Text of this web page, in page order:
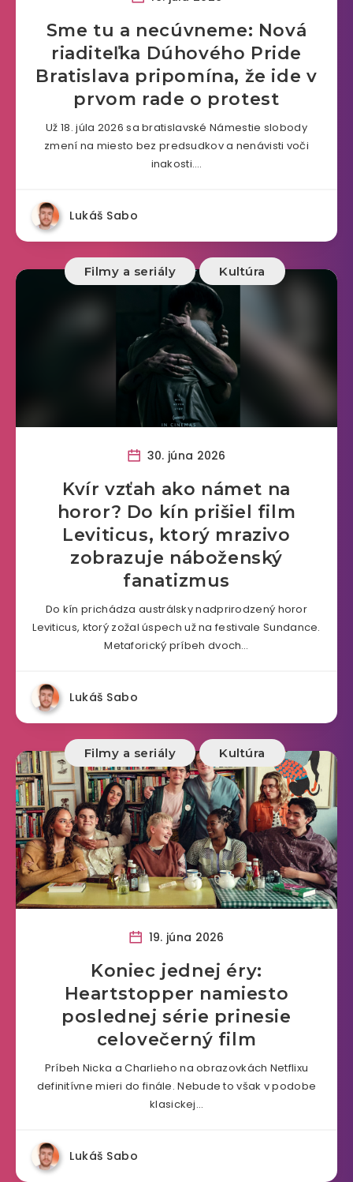
Sme tu a necúvneme: Nová
riaditeľka Dúhového Pride
Bratislava pripomína, že ide v
prvom rade o protest
Už 18. júla 2026 sa bratislavské Námestie slobody
zmení na miesto bez predsudkov a nenávisti voči
inakosti….
Lukáš Sabo
Filmy a seriály Kultúra
30. júna 2026
Kvír vzťah ako námet na
horor? Do kín prišiel film
Leviticus, ktorý mrazivo
zobrazuje náboženský
fanatizmus
Do kín prichádza austrálsky nadprirodzený horor
Leviticus, ktorý zožal úspech už na festivale Sundance.
Metaforický príbeh dvoch…
Lukáš Sabo
Filmy a seriály Kultúra
19. júna 2026
Koniec jednej éry:
Heartstopper namiesto
poslednej série prinesie
celovečerný film
Príbeh Nicka a Charlieho na obrazovkách Netflixu
definitívne mieri do finále. Nebude to však v podobe
klasickej…
Lukáš Sabo